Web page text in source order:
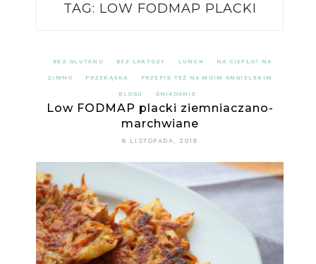
TAG: LOW FODMAP PLACKI
BEZ GLUTENU BEZ LAKTOZY LUNCH NA CIEPŁO/ NA
ZIMNO PRZEKĄSKA PRZEPIS TEŻ NA MOIM ANGIELSKIM
BLOGU ŚNIADANIE
Low FODMAP placki ziemniaczano-
marchwiane
6 LISTOPADA, 2018